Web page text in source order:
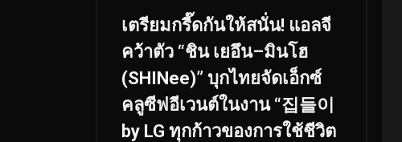
เตรียมกรี๊ดกันให้สนั่น! แอลจี
คว้าตัว “ชิน เยอึน–มินโฮ
(SHINee)” บุกไทยจัดเอ็กซ์
คลูซีฟอีเวนต์ในงาน “집들이
by LG ทุกก้าวของการใช้ชีวิต